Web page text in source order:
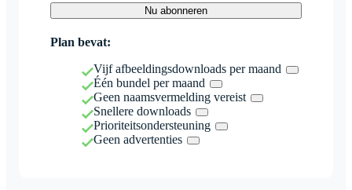
Nu abonneren
Plan bevat:
Vijf afbeeldingsdownloads per maand
Één bundel per maand
Geen naamsvermelding vereist
Snellere downloads
Prioriteitsondersteuning
Geen advertenties